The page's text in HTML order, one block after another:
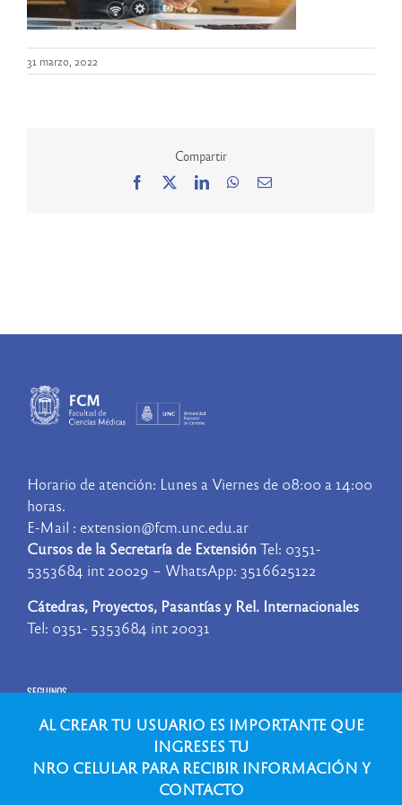
31 marzo, 2022
Compartir
Facebook LinkedInWhatsApp
Correo
Horario de atención: Lunes a Viernes de 08:00 a 14:00
horas.
E-Mail : extension@fcm.unc.edu.ar
Cursos de la Secretaría de ExtensiónTel: 0351-
5353684 int 20029 – WhatsApp: 3516625122
Cátedras, Proyectos, Pasantías y Rel. Internacionales
Tel: 0351- 5353684 int 20031
SEGUINOS
AL CREAR TU USUARIO ES IMPORTANTE QUE
INGRESES TU
NRO CELULAR PARA RECIBIR INFORMACIÓN Y
CONTACTO